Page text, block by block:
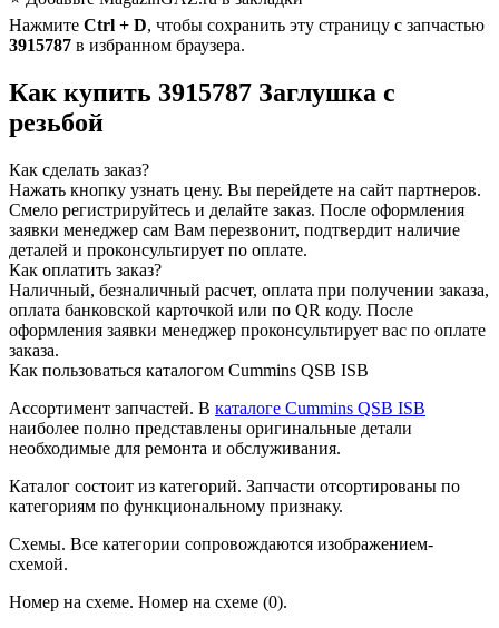
Нажмите Ctrl + D, чтобы сохранить эту страницу с запчастью
3915787 в избранном браузера.
Как купить 3915787 Заглушка с
резьбой
Как сделать заказ?
Нажать кнопку узнать цену. Вы перейдете на сайт партнеров.
Смело регистрируйтесь и делайте заказ. После оформления
заявки менеджер сам Вам перезвонит, подтвердит наличие
деталей и проконсультирует по оплате.
Как оплатить заказ?
Наличный, безналичный расчет, оплата при получении заказа,
оплата банковской карточкой или по QR коду. После
оформления заявки менеджер проконсультирует вас по оплате
заказа.
Как пользоваться каталогом Cummins QSB ISB
Ассортимент запчастей. В каталоге Cummins QSB ISB
наиболее полно представлены оригинальные детали
необходимые для ремонта и обслуживания.
Каталог состоит из категорий. Запчасти отсортированы по
категориям по функциональному признаку.
Схемы. Все категории сопровождаются изображением-
схемой.
Номер на схеме. Номер на схеме (0).